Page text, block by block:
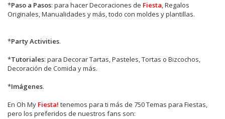
*Paso a Pasos: para hacer Decoraciones de Fiesta, Regalos
Originales, Manualidades y más, todo con moldes y plantillas.
*Party Activities.
*Tutoriales: para Decorar Tartas, Pasteles, Tortas o Bizcochos,
Decoración de Comida y más.
*Imágenes.
En Oh My Fiesta! tenemos para ti más de 750 Temas para Fiestas,
pero los preferidos de nuestros fans son: